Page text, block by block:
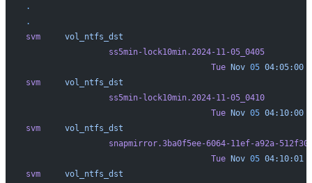
.
.
svm
     vol_ntfs_dst
                 ss5min-lock10min.2024-11-05_0405
                                      Tue
Nov 05 04:05:00
svm
     vol_ntfs_dst
                 ss5min-lock10min.2024-11-05_0410
                                      Tue
Nov 05 04:10:00
svm
     vol_ntfs_dst
snapmirror.3ba0f5ee-6064-11ef-a92a-
                                      Tue
Nov 05 04:10:01
svm
     vol_ntfs_dst